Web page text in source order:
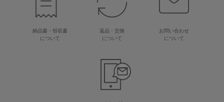
納品書・領収書
について
返品・交換
について
お問い合わせ
について